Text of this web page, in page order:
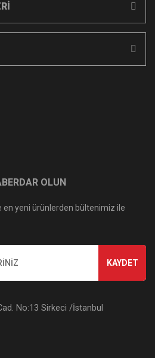
OLUN
en yeni ürünlerden bültenimiz ile
KAYDET
No:13 Sirkeci /İstanbul